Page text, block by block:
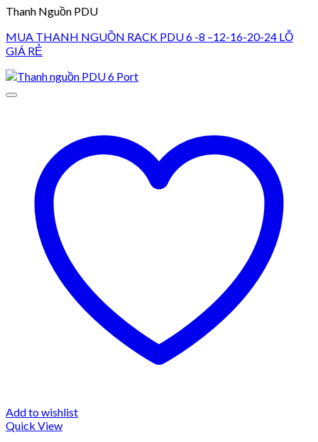
Thanh Nguồn PDU
MUA THANH NGUỒN RACK PDU 6 -8 –12-16-20-24 LỖ
GIÁ RẺ
Add to wishlist
Quick View